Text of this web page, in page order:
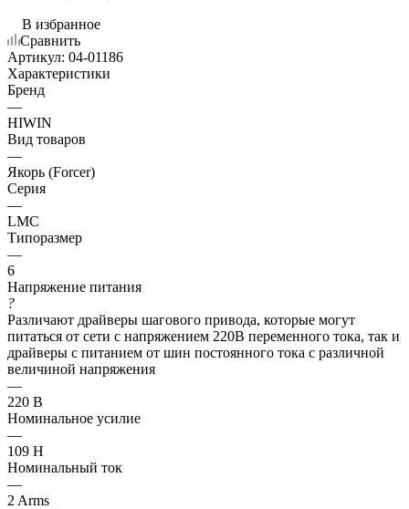
В избранное
Сравнить
Артикул: 04-01186
Характеристики
Бренд
—
HIWIN
Вид товаров
—
Якорь (Forcer)
Серия
—
LMC
Типоразмер
—
6
Напряжение питания
?
Различают драйверы шагового привода, которые могут
питаться от сети с напряжением 220В переменного тока, так и
драйверы с питанием от шин постоянного тока с различной
величиной напряжения
—
220 В
Номинальное усилие
—
109 Н
Номинальный ток
—
2 Arms